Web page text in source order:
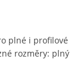
plné i profilové
rozměry: plný